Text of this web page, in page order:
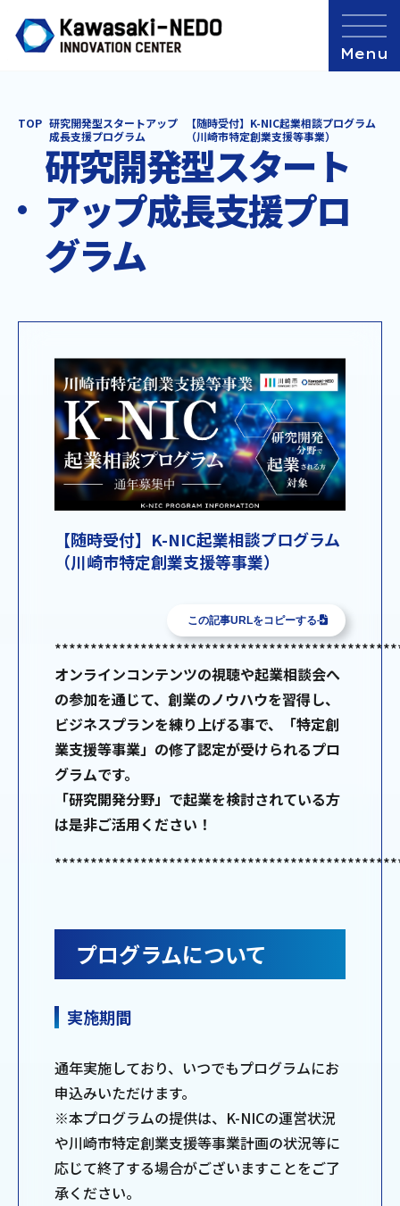
TOP 研究開発型スタートアップ
成長支援プログラム
【随時受付】K-NIC起業相談プログラム
（川崎市特定創業支援等事業）
研究開発型スタート
アップ成長支援プロ
グラム
【随時受付】K-NIC起業相談プログラム
（川崎市特定創業支援等事業）
この記事URLをコピーする
オンラインコンテンツの視聴や起業相談会へ
の参加を通じて、創業のノウハウを習得し、
ビジネスプランを練り上げる事で、「特定創
業支援等事業」の修了認定が受けられるプロ
グラムです。
「研究開発分野」で起業を検討されている方
は是非ご活用ください！
プログラムについて
実施期間
通年実施しており、いつでもプログラムにお
申込みいただけます。
※本プログラムの提供は、K-NICの運営状況
や川崎市特定創業支援等事業計画の状況等に
応じて終了する場合がございますことをご了
承ください。